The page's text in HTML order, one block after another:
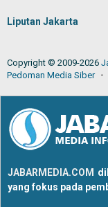
Liputan Jakarta
Copyright © 2009-2026
Pedoman Media Siber
JABARMEDIA.COM
yang fokus pada